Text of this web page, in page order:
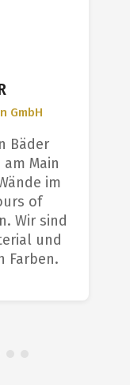
GmbH
Bäder
Main
im
of
Wir sind
und
Farben.